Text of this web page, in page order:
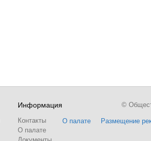
Информация
Контакты
О палате
О палате Размещение
©